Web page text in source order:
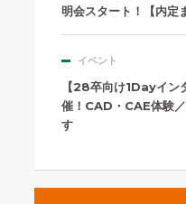
明会スタート！【内定
イベント
【28卒向け1Dayイン
催！CAD・CAE体験
す